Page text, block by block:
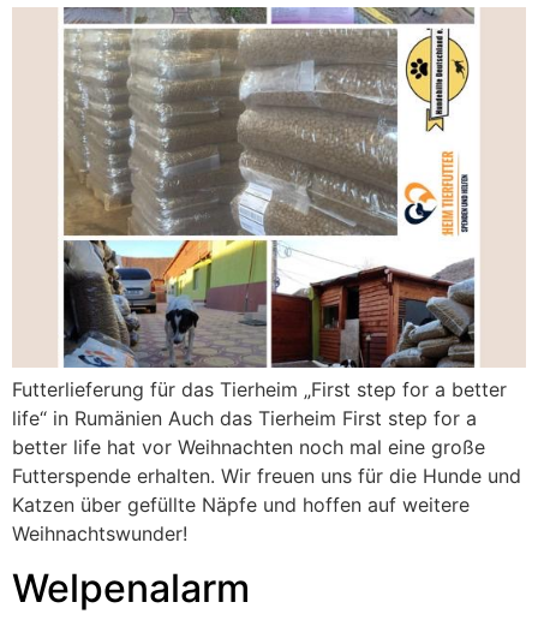
Futterlieferung für das Tierheim „First step for a better
life“ in Rumänien Auch das Tierheim First step for a
better life hat vor Weihnachten noch mal eine große
Futterspende erhalten. Wir freuen uns für die Hunde und
Katzen über gefüllte Näpfe und hoffen auf weitere
Weihnachtswunder!
Welpenalarm